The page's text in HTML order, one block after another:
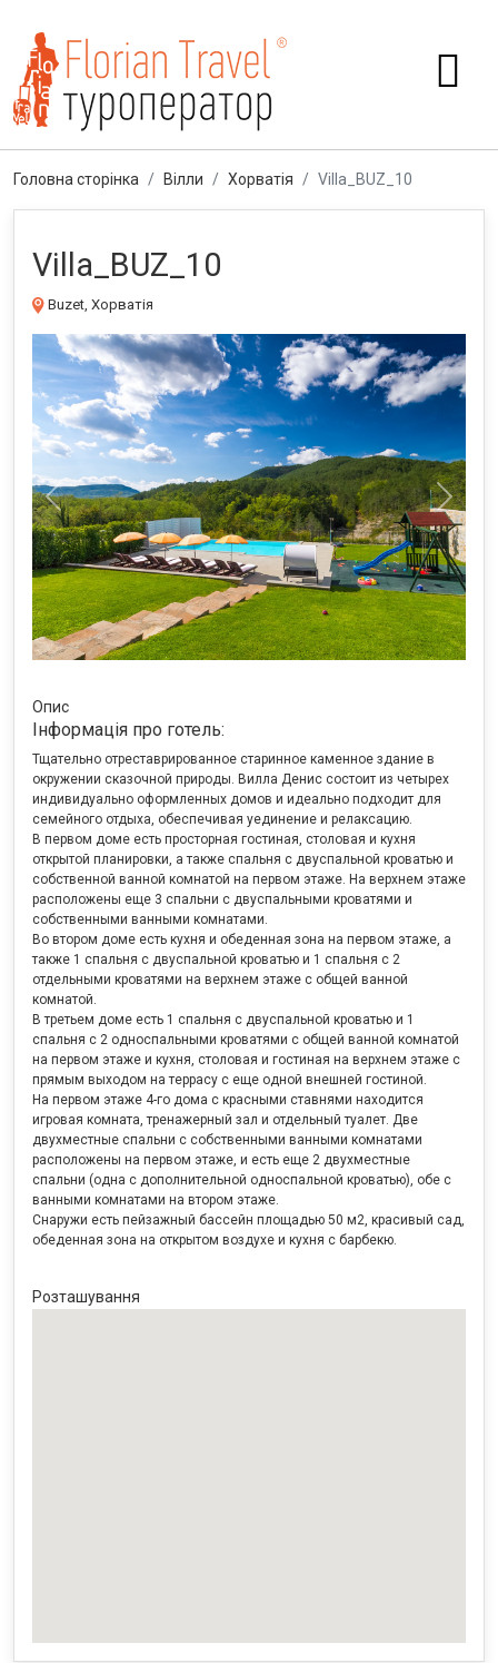
Головна сторінка Вілли Хорватія Villa_BUZ_10
Villa_BUZ_10
Buzet, Хорватія
Previous Next
Опис
Інформація про готель:
Тщательно отреставрированное старинное каменное здание в
окружении сказочной природы. Вилла Денис состоит из четырех
индивидуально оформленных домов и идеально подходит для
семейного отдыха, обеспечивая уединение и релаксацию.
В первом доме есть просторная гостиная, столовая и кухня
открытой планировки, а также спальня с двуспальной кроватью и
собственной ванной комнатой на первом этаже. На верхнем этаже
расположены еще 3 спальни с двуспальными кроватями и
собственными ванными комнатами.
Во втором доме есть кухня и обеденная зона на первом этаже, а
также 1 спальня с двуспальной кроватью и 1 спальня с 2
отдельными кроватями на верхнем этаже с общей ванной
комнатой.
В третьем доме есть 1 спальня с двуспальной кроватью и 1
спальня с 2 односпальными кроватями с общей ванной комнатой
на первом этаже и кухня, столовая и гостиная на верхнем этаже с
прямым выходом на террасу с еще одной внешней гостиной.
На первом этаже 4-го дома с красными ставнями находится
игровая комната, тренажерный зал и отдельный туалет. Две
двухместные спальни с собственными ванными комнатами
расположены на первом этаже, и есть еще 2 двухместные
спальни (одна с дополнительной односпальной кроватью), обе с
ванными комнатами на втором этаже.
Снаружи есть пейзажный бассейн площадью 50 м2, красивый сад,
обеденная зона на открытом воздухе и кухня с барбекю.
Розташування